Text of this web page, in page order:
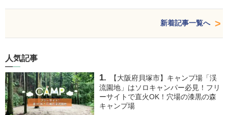
新着記事一覧へ
人気記事
【大阪府貝塚市】キャンプ場「渓
流園地」はソロキャンパー必見！フリ
ーサイトで直火OK！穴場の漆黒の森
キャンプ場